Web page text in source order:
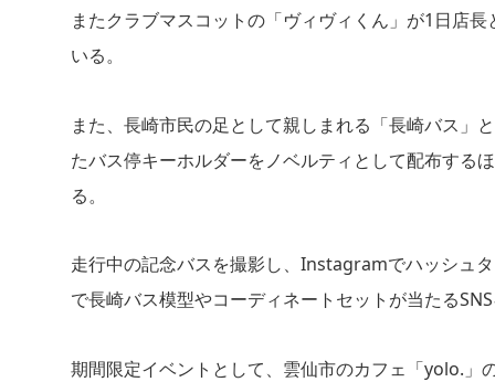
またクラブマスコットの「ヴィヴィくん」が1日店
いる。
また、長崎市民の足として親しまれる「長崎バス」
たバス停キーホルダーをノベルティとして配布する
る。
走行中の記念バスを撮影し、Instagramでハッシュ
で長崎バス模型やコーディネートセットが当たる
期間限定イベントとして、雲仙市のカフェ「yolo.」